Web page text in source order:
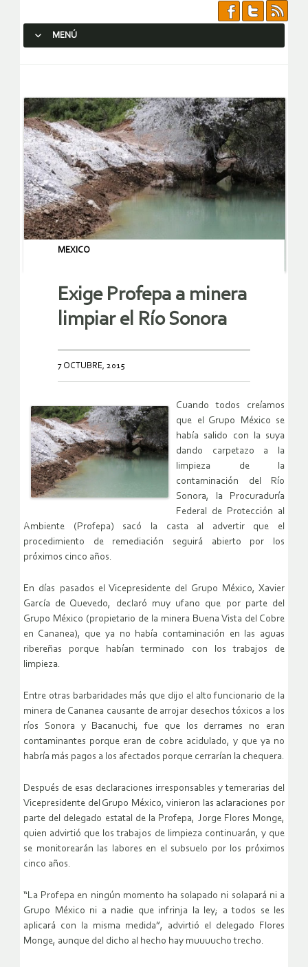
MENÚ
MEXICO
Exige Profepa a minera
limpiar el Río Sonora
7 OCTUBRE, 2015
Cuando todos creíamos
que el Grupo México se
había salido con la suya
dando carpetazo a la
limpieza de la
contaminación del Río
Sonora, la Procuraduría
Federal de Protección al
Ambiente (Profepa) sacó la casta al advertir que el
procedimiento de remediación seguirá abierto por los
próximos cinco años.
En días pasados el Vicepresidente del Grupo México, Xavier
García de Quevedo, declaró muy ufano que por parte del
Grupo México (propietario de la minera Buena Vista del Cobre
en Cananea), que ya no había contaminación en las aguas
ribereñas porque habían terminado con los trabajos de
limpieza.
Entre otras barbaridades más que dijo el alto funcionario de la
minera de Cananea causante de arrojar desechos tóxicos a los
ríos Sonora y Bacanuchi, fue que los derrames no eran
contaminantes porque eran de cobre acidulado, y que ya no
habría más pagos a los afectados porque cerrarían la chequera.
Después de esas declaraciones irresponsables y temerarias del
Vicepresidente del Grupo México, vinieron las aclaraciones por
parte del delegado estatal de la Profepa, Jorge Flores Monge,
quien advirtió que los trabajos de limpieza continuarán, y que
se monitorearán las labores en el subsuelo por los próximos
cinco años.
“La Profepa en ningún momento ha solapado ni solapará ni a
Grupo México ni a nadie que infrinja la ley; a todos se les
aplicará con la misma medida”, advirtió el delegado Flores
Monge, aunque del dicho al hecho hay muuuucho trecho.